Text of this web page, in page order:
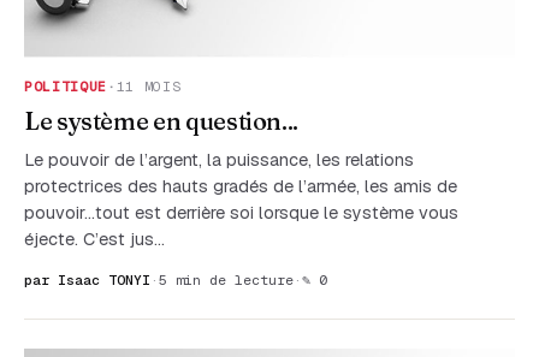
POLITIQUE · 11 MOIS
Le système en question...
Le pouvoir de l’argent, la puissance, les relations
protectrices des hauts gradés de l’armée, les amis de
pouvoir...tout est derrière soi lorsque le système vous
éjecte. C’est jus…
par Isaac TONYI · 5 min de lecture · ✎ 0